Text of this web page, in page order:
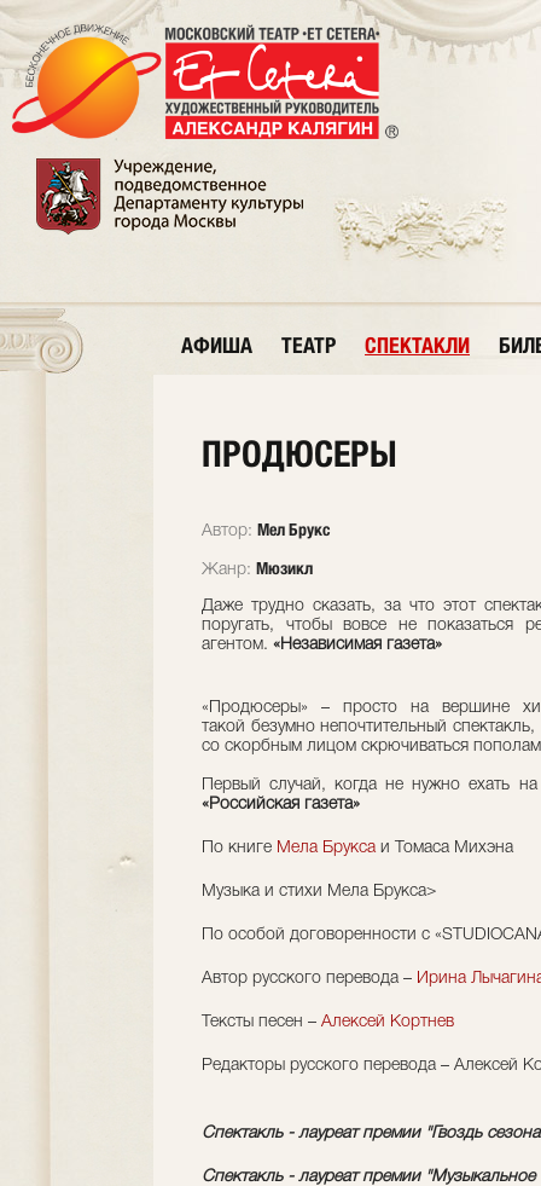
АФИША ТЕАТР СПЕКТАКЛИ
ПРОДЮСЕРЫ
Автор: Мел Брукс
Жанр: Мюзикл
Даже трудно сказать, за что этот
поругать, чтобы вовсе не показаться
агентом. «Независимая газета»
«Продюсеры» – просто на вершине
такой безумно непочтительный
со скорбным лицом скрючиваться
Первый случай, когда не нужно ехать
«Российская газета»
По книге Мела Бруксаи Томаса Михэна
Музыка и стихи Мела Брукса>
По особой договоренности с
Автор русского перевода – Ирина
Тексты песен – Алексей Кортнев
Редакторы русского перевода – Алексей
Спектакль - лауреат премии "Гвоздь
Спектакль - лауреат премии